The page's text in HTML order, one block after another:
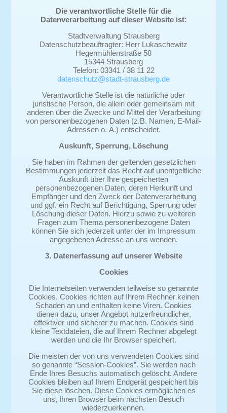
Die verantwortliche Stelle für die
Datenverarbeitung auf dieser Website ist:
Stadtverwaltung Strausberg
Datenschutzbeauftragter: Herr Lukaschewitz
Hegermühlenstraße 58
15344 Strausberg
Telefon: 03341 / 38 11 22
datenschutz@stadt-strausberg.de
Verantwortliche Stelle ist die natürliche oder
juristische Person, die allein oder gemeinsam mit
anderen über die Zwecke und Mittel der Verarbeitung
von personenbezogenen Daten (z.B. Namen, E-Mail-
Adressen o. Ä.) entscheidet.
Auskunft, Sperrung, Löschung
Sie haben im Rahmen der geltenden gesetzlichen
Bestimmungen jederzeit das Recht auf unentgeltliche
Auskunft über Ihre gespeicherten
personenbezogenen Daten, deren Herkunft und
Empfänger und den Zweck der Datenverarbeitung
und ggf. ein Recht auf Berichtigung, Sperrung oder
Löschung dieser Daten. Hierzu sowie zu weiteren
Fragen zum Thema personenbezogene Daten
können Sie sich jederzeit unter der im Impressum
angegebenen Adresse an uns wenden.
3. Datenerfassung auf unserer Website
Cookies
Die Internetseiten verwenden teilweise so genannte
Cookies. Cookies richten auf Ihrem Rechner keinen
Schaden an und enthalten keine Viren. Cookies
dienen dazu, unser Angebot nutzerfreundlicher,
effektiver und sicherer zu machen. Cookies sind
kleine Textdateien, die auf Ihrem Rechner abgelegt
werden und die Ihr Browser speichert.
Die meisten der von uns verwendeten Cookies sind
so genannte “Session-Cookies”. Sie werden nach
Ende Ihres Besuchs automatisch gelöscht. Andere
Cookies bleiben auf Ihrem Endgerät gespeichert bis
Sie diese löschen. Diese Cookies ermöglichen es
uns, Ihren Browser beim nächsten Besuch
wiederzuerkennen.